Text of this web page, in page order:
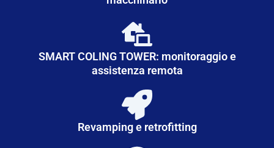
SMART COLING TOWER: monitoraggio e
assistenza remota
Revamping e retrofitting